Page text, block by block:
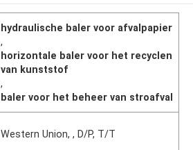
hydraulische baler voor afvalpapier
,
horizontale baler voor het recyclen
van kunststof
,
baler voor het beheer van stroafval
Western Union, , D/P, T/T